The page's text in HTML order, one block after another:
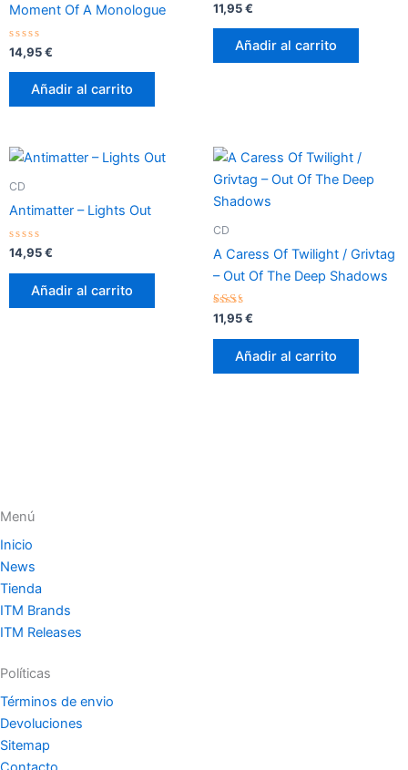
Moment Of A Monologue
Valorado
con
0
14,95€
Añadir al carrito
Valorado
con
0
11,95€
Añadir al carrito
CD
Antimatter – Lights Out
Valorado
con
0
14,95€
Añadir al carrito
CD
A Caress Of Twilight / Grivtag
– Out Of The Deep Shadows
Valorado
con
2.17
de 5
11,95€
Añadir al carrito
Menú
Inicio
News
Tienda
ITM Brands
ITM Releases
Políticas
Términos de envio
Devoluciones
Sitemap